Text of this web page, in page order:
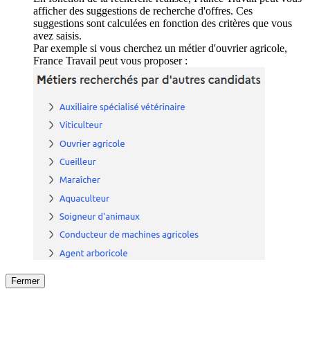
afficher des suggestions de recherche d'offres. Ces
suggestions sont calculées en fonction des critères que vous
avez saisis.
Par exemple si vous cherchez un métier d'ouvrier agricole,
France Travail peut vous proposer :
Fermer